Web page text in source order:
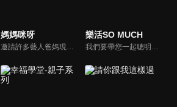
媽媽咪呀 樂活SO MUCH